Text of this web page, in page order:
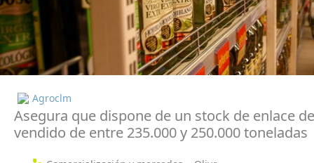
Agroclm
Asegura que dispone de un stock de enlace
vendido de entre 235.000 y 250.000 toneladas